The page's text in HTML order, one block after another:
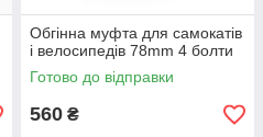
Обгінна муфта для самокатів
і велосипедів 78mm 4 болти
Готово до відправки
560 ₴